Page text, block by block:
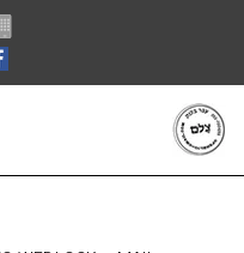
פתח סרגל נגישות